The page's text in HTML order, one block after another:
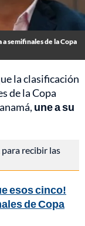
semifinales de la Copa
la clasificación
de la Copa
une a su
para recibir las
esos cinco!
de Copa